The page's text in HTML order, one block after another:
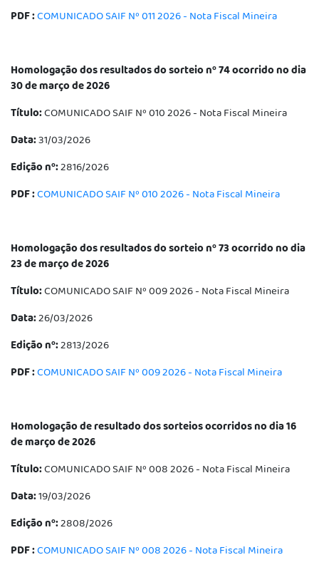
PDF :COMUNICADO SAIF Nº 011 2026 - Nota Fiscal Mineira
Homologação dos resultados do sorteio nº 74 ocorrido no dia
30 de março de 2026
Título:COMUNICADO SAIF Nº 010 2026 - Nota Fiscal Mineira
Data:31/03/2026
Edição nº:2816/2026
PDF :COMUNICADO SAIF Nº 010 2026 - Nota Fiscal Mineira
Homologação dos resultados do sorteio nº 73 ocorrido no dia
23 de março de 2026
Título:COMUNICADO SAIF Nº 009 2026 - Nota Fiscal Mineira
Data:26/03/2026
Edição nº:2813/2026
PDF :COMUNICADO SAIF Nº 009 2026 - Nota Fiscal Mineira
Homologação de resultado dos sorteios ocorridos no dia 16
de março de 2026
Título:COMUNICADO SAIF Nº 008 2026 - Nota Fiscal Mineira
Data:19/03/2026
Edição nº:2808/2026
PDF :COMUNICADO SAIF Nº 008 2026 - Nota Fiscal Mineira